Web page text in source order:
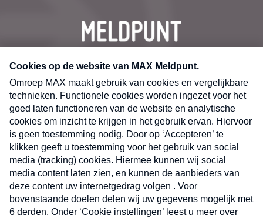
CONTACT
Volg ons op
X